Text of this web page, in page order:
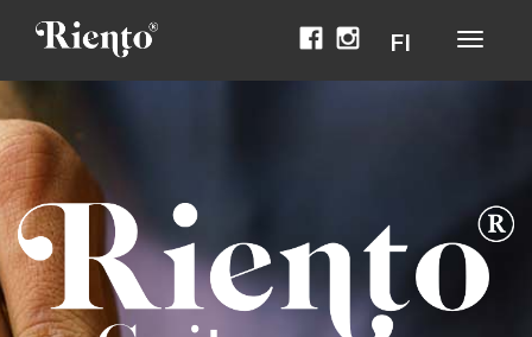
Avaa
Facebook
Instagram
FI